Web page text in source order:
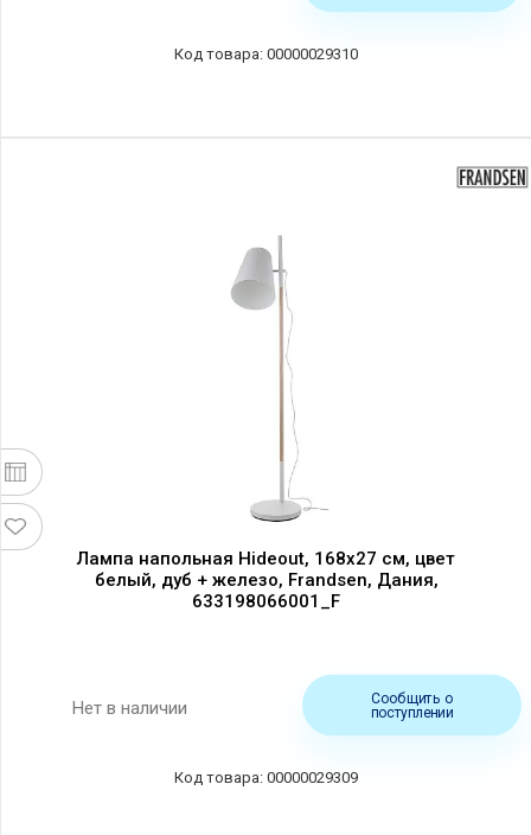
00000029310
Лампа напольная Hideout, 168х27 см, цвет
белый, дуб + железо, Frandsen, Дания,
633198066001_F
Нет в наличии
Сообщить о
поступлении
00000029309